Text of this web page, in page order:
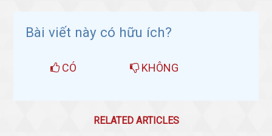
Bài viết này có hữu ích?
CÓ KHÔNG
RELATED ARTICLES